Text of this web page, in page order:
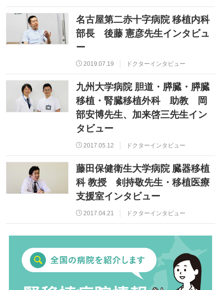
名古屋第二赤十字病院 移植内科
部長 後藤 憲彦先生インタビュ
ー
2019.07.19 ドクターインタビュー
九州大学病院 胆道・膵臓・膵臓
移植・腎臓移植外科 助教 岡
部安博先生、加来啓三先生イン
タビュー
2017.05.12 ドクターインタビュー
藤田保健衛生大学病院 臓器移植
科 教授 剣持敬先生・移植医療
支援室インタビュー
2017.04.21 ドクターインタビュー